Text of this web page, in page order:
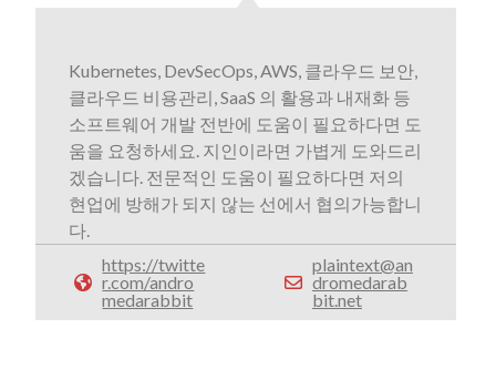
Kubernetes, DevSecOps, AWS, 클라우드 보안,
클라우드 비용관리, SaaS 의 활용과 내재화 등
소프트웨어 개발 전반에 도움이 필요하다면 도
움을 요청하세요. 지인이라면 가볍게 도와드리
겠습니다. 전문적인 도움이 필요하다면 저의
현업에 방해가 되지 않는 선에서 협의가능합니
다.
https://twitte
r.com/andro
medarabbit
plaintext@an
dromedarab
bit.net